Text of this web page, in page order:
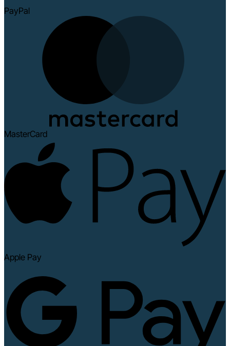
PayPal
MasterCard
Apple Pay